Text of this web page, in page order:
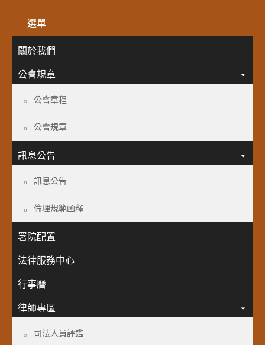
選單
關於我們
公會規章
公會章程
公會規章
訊息公告
訊息公告
倫理規範函釋
署院配置
法律服務中心
行事曆
律師專區
司法人員評鑑